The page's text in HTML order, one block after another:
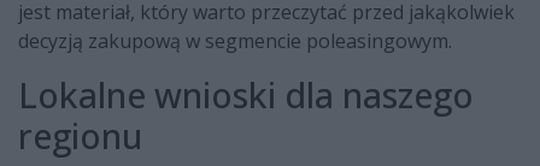
jest materiał, który warto przeczytać przed jakąkolwiek
decyzją zakupową w segmencie poleasingowym.
Lokalne wnioski dla naszego
regionu